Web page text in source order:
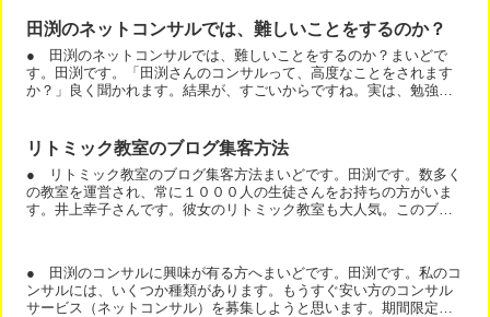
田渕のネットコンサルでは、難しいことをするのか？
● 田渕のネットコンサルでは、難しいことをするのか？まいどで
す。田渕です。「田渕さんのコンサルって、高度なことをされます
か？」良く聞かれます。結果が、すごいからですね。実は、勉強し
リトミック教室のブログ集客方法
● リトミック教室のブログ集客方法まいどです。田渕です。数多く
の教室を運営され、常に１０００人の生徒さんをお持ちの方がいま
す。井上幸子さんです。彼女のリトミック教室も大人気。このブロ
● 田渕のコンサルに興味が有る方へまいどです。田渕です。私のコ
ンサルには、いくつか種類があります。もうすぐ安い方のコンサル
サービス（ネットコンサル）を募集しようと思います。期間限定募